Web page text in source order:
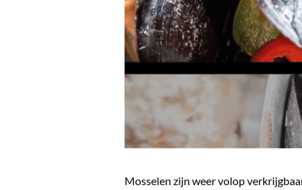
Mosselen zijn weer volop